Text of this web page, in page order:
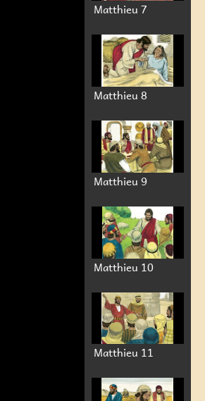
Matthieu 7
Matthieu 8
Matthieu 9
Matthieu 10
Matthieu 11